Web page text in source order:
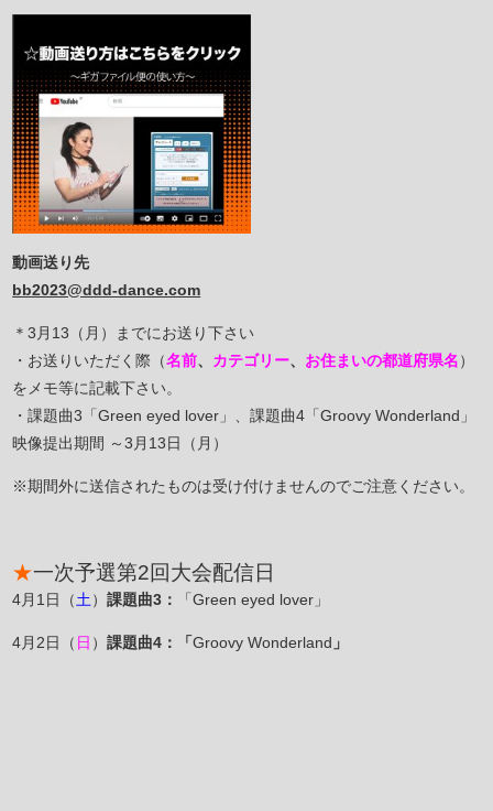
動画送り先
bb2023@ddd-dance.com
＊3月13（月）までにお送り下さい
・お送りいただく際（名前、 カテゴリー、 お住まいの都道府県名）
をメモ等に記載下さい。
・課題曲3「Green eyed lover」、課題曲4「Groovy Wonderland」
映像提出期間 ～3月13日（月）
※期間外に送信されたものは受け付けませんのでご注意ください。
★一次予選第2回大会配信日
4月1日（土）課題曲3： 「Green eyed lover」
4月2日（ 日 ）課題曲4：「Groovy Wonderland 」